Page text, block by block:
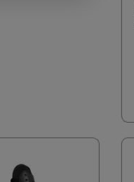
露營煮食用具